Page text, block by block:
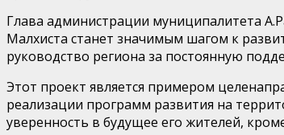
Глава администрации муниципалитета
Малхиста станет значимым шагом к
руководство региона за постоянную
Этот проект является примером
реализации программ развития на
уверенность в будущее его жителей,